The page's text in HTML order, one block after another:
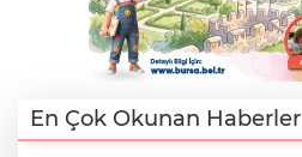
En Çok Okunan Haberler